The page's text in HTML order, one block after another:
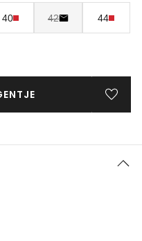
40 42 44